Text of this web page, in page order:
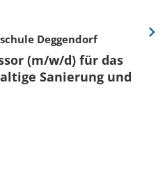
Deggendorf
(m/w/d) für das
Sanierung und
Eine